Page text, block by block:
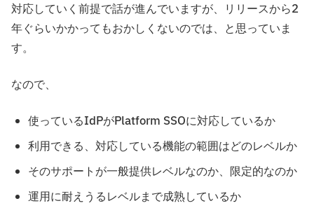
対応していく前提で話が進んでいますが、リリースから2
年ぐらいかかってもおかしくないのでは、と思っていま
す。
なので、
使っているIdPがPlatform SSOに対応しているか
利用できる、対応している機能の範囲はどのレベルか
そのサポートが一般提供レベルなのか、限定的なのか
運用に耐えうるレベルまで成熟しているか